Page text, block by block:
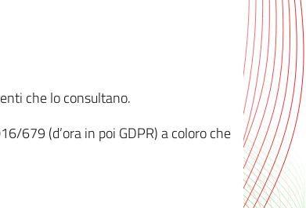
che lo consultano.
679 (d’ora in poi GDPR) a coloro che